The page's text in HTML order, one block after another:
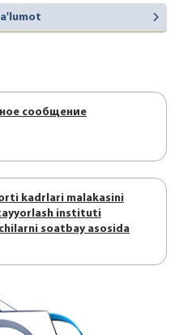
сообщение
kаdrlаri mаlаkаsini
instituti
sоаtbаy аsоsidа